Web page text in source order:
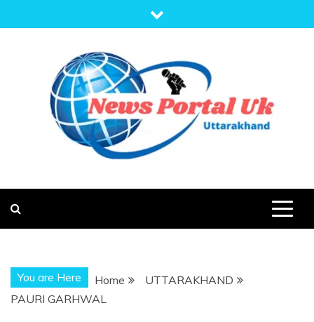
to
NEWS PORTAL
UK
You are Here Home
UTTARAKHAND
PAURI GARHWAL